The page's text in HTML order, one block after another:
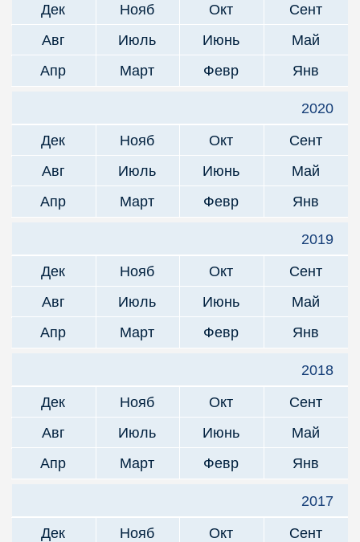
Дек
Нояб Окт
Сент
Авг
Июль Июнь
Май
Апр
Март Февр Янв
2020
Дек
Нояб Окт
Сент
Авг
Июль Июнь
Май
Апр
Март Февр Янв
2019
Дек
Нояб Окт
Сент
Авг
Июль Июнь
Май
Апр
Март Февр Янв
2018
Дек
Нояб Окт
Сент
Авг
Июль Июнь
Май
Апр
Март Февр Янв
2017
Дек
Нояб Окт
Сент